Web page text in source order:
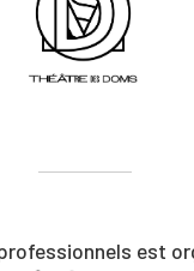
est